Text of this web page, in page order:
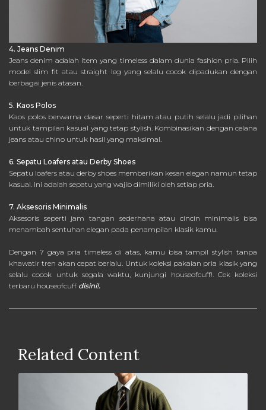
4. Jeans Denim
Jeans denim adalah item yang timeless dalam dunia fashion pria. Pilih
model slim fit atau straight leg yang selalu cocok dipadukan dengan
berbagai jenis atasan.
5. Kaos Polos
Kaos polos berwarna dasar seperti hitam atau putih selalu jadi pilihan
untuk tampilan kasual yang tetap stylish. Kombinasikan dengan celana
jeans atau chino untuk hasil yang maksimal.
6. Sepatu Loafers atau Derby Shoes
Sepatu loafers atau derby shoes memberikan kesan elegan namun tetap
kasual. Ini adalah sepatu yang wajib dimiliki oleh setiap pria.
7. Aksesoris Minimalis
Aksesoris seperti jam tangan sederhana atau cincin minimalis bisa
menambah sentuhan elegan pada penampilan klasik kamu.
Dengan 7 gaya pria timeless di atas, kamu bisa tampil stylish tanpa
khawatir tren akan cepat berlalu. Untuk koleksi pakaian pria klasik yang
selalu cocok untuk segala waktu, kunjungi houseofcuff!. Cek koleksi
terbaru houseofcuff disini!.
Related Content